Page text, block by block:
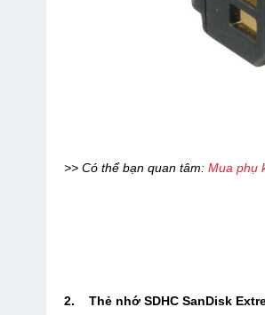
>> Có thể bạn quan tâm: Mua phụ
2. Thẻ nhớ SDHC SanDisk